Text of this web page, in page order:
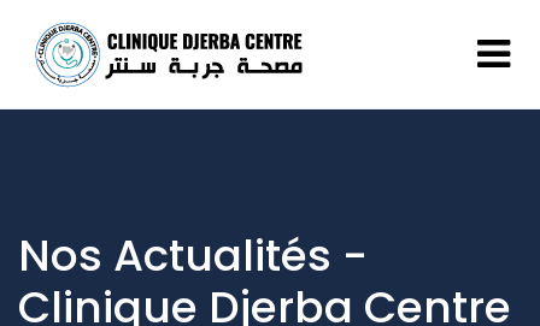
Nos Actualités -
Clinique Djerba Centre